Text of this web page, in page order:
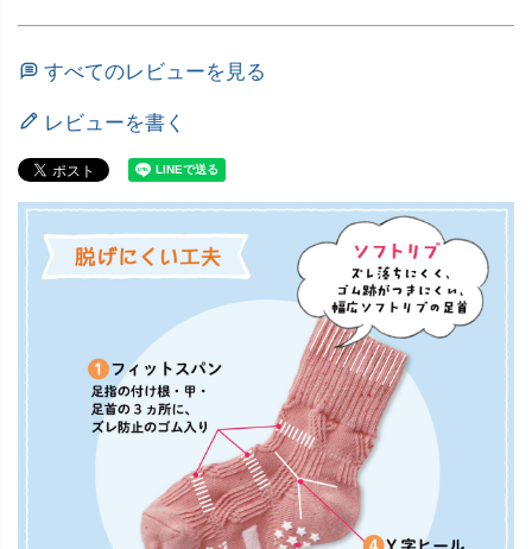
すべてのレビューを見る
レビューを書く